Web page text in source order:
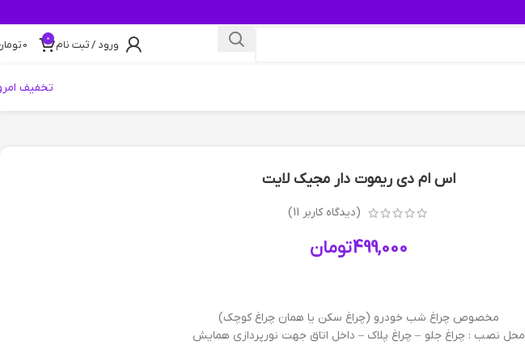
ورود / ثبت نام 0
0
تخفیف
اس ام دی ریموت دار مجیک لایت
(دیدگاه کاربر 11
)
499,000تومان
مخصوص چراغ شب خودرو (چراغ سکن یا همان چراغ کوچک)
محل نصب : چراغ جلو – چراغ پلاک – داخل اتاق جهت نورپردازی همایش